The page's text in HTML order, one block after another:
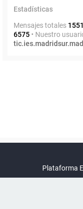
Estadísticas
Mensajes totales
6575 • Nuestro
UTC+02:00
Plataforma